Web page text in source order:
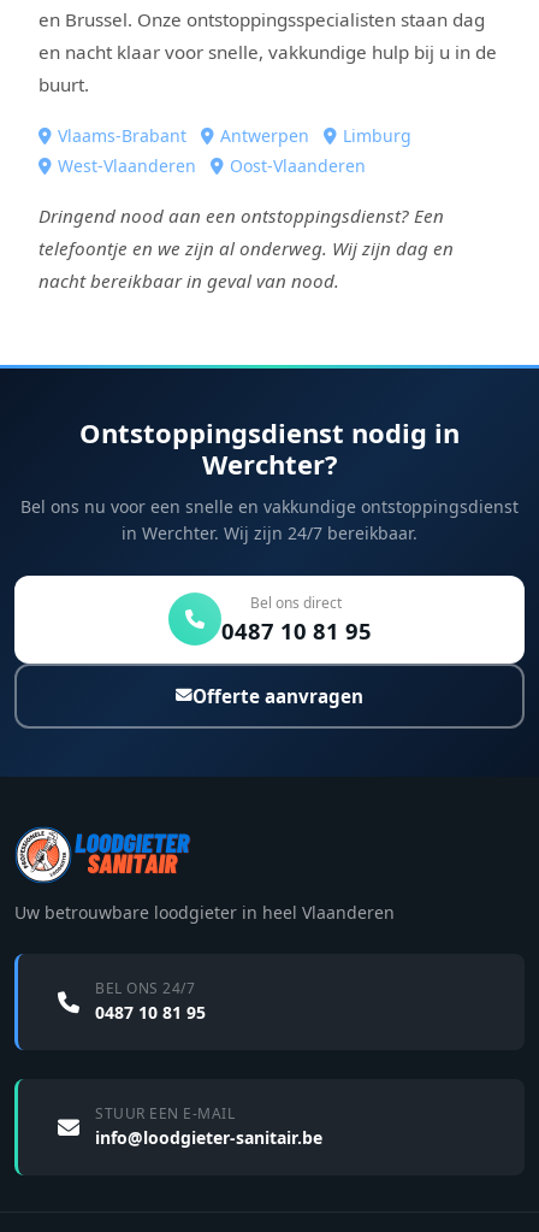
en Brussel. Onze ontstoppingsspecialisten staan dag
en nacht klaar voor snelle, vakkundige hulp bij u in de
buurt.
Vlaams-Brabant Antwerpen
Limburg
West-Vlaanderen
Oost-Vlaanderen
Dringend nood aan een ontstoppingsdienst? Een
telefoontje en we zijn al onderweg. Wij zijn dag en
nacht bereikbaar in geval van nood.
Ontstoppingsdienst nodig in
Werchter?
Bel ons nu voor een snelle en vakkundige ontstoppingsdienst
in Werchter. Wij zijn 24/7 bereikbaar.
Bel ons direct
0487 10 81 95
Offerte aanvragen
Uw betrouwbare loodgieter in heel Vlaanderen
BEL ONS 24/7
0487 10 81 95
STUUR EEN E-MAIL
info@loodgieter-sanitair.be